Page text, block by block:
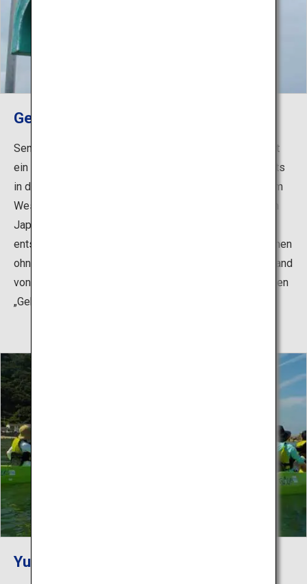
Geburtsort des japanischen Surfens
Senoshi, oder Wellenreiten auf einem einzigen Brett, ist
ein traditioneller Wassersport von Yunohama, der bereits
in der Edo-Zeit (1603–1868) dokumentiert wurde und im
Wesentlichen dem heutigen Surfen entspricht. Surfen in
Japan begann hier am Yunohama-Strand. Im Jahr 1900
entstand das sogenannte Bodysurfing, bei dem Menschen
ohne Bretter mit ihrem Körper auf Wellen reiten. Am Strand
von Yunohama steht ein Monument zum Gedenken an den
„Geburtsort des japanischen Surfens“.
Yunohama Beach